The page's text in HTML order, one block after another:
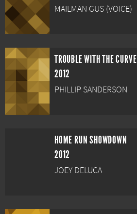
MAILMAN GUS (VOICE)
TROUBLE WITH THE CURVE
2012
PHILLIP SANDERSON
HOME RUN SHOWDOWN
2012
JOEY DELUCA